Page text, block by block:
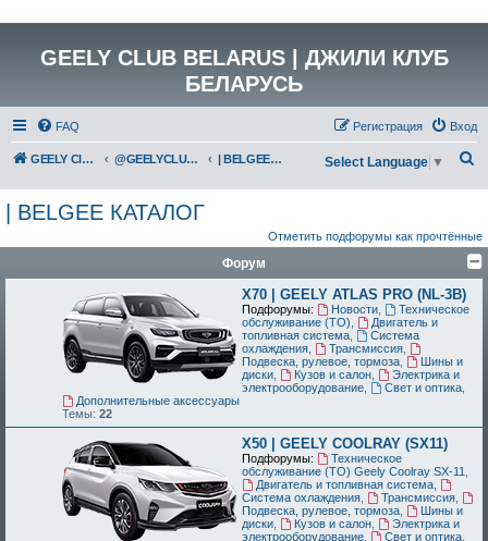
GEELY CLUB BELARUS | ДЖИЛИ КЛУБ
БЕЛАРУСЬ
FAQ Вход
Регистрация
GEELY Club Belarus @GEELYCLUBBY | BELGEE КАТАЛОГ
с
к
Select Language ▼
| BELGEE КАТАЛОГ
Отметить подфорумы как прочтённые
Форум
X70 | GEELY ATLAS PRO (NL-3B)
Подфорумы: Новости,
Техническое
обслуживание (ТО)
Двигатель и
топливная система
Система
охлаждения
Трансмиссия,
Подвеска, рулевое, тормоза
Шины и
диски
Кузов и салон,
Электрика и
электрооборудование
Свет и оптика,
Дополнительные аксессуары
Темы: 22
X50 | GEELY COOLRAY (SX11)
Подфорумы:
Техническое
обслуживание (ТО) Geely Coolray SX-11
Двигатель и топливная система,
Система охлаждения
Трансмиссия,
Подвеска, рулевое, тормоза
Шины и
диски
Кузов и салон,
Электрика и
электрооборудование
Свет и оптика,